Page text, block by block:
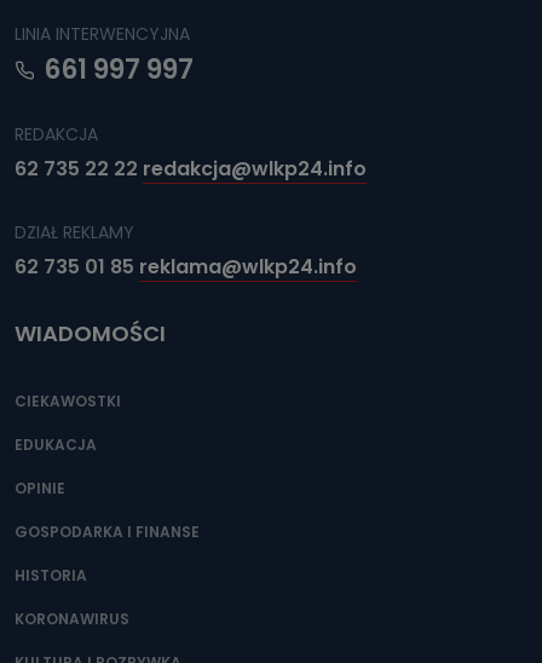
LINIA INTERWENCYJNA
661 997 997
REDAKCJA
62 735 22 22 redakcja@wlkp24.info
DZIAŁ REKLAMY
62 735 01 85 reklama@wlkp24.info
WIADOMOŚCI
CIEKAWOSTKI
EDUKACJA
OPINIE
GOSPODARKA I FINANSE
HISTORIA
KORONAWIRUS